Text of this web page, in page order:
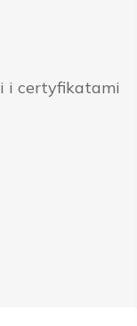
i certyfikatami